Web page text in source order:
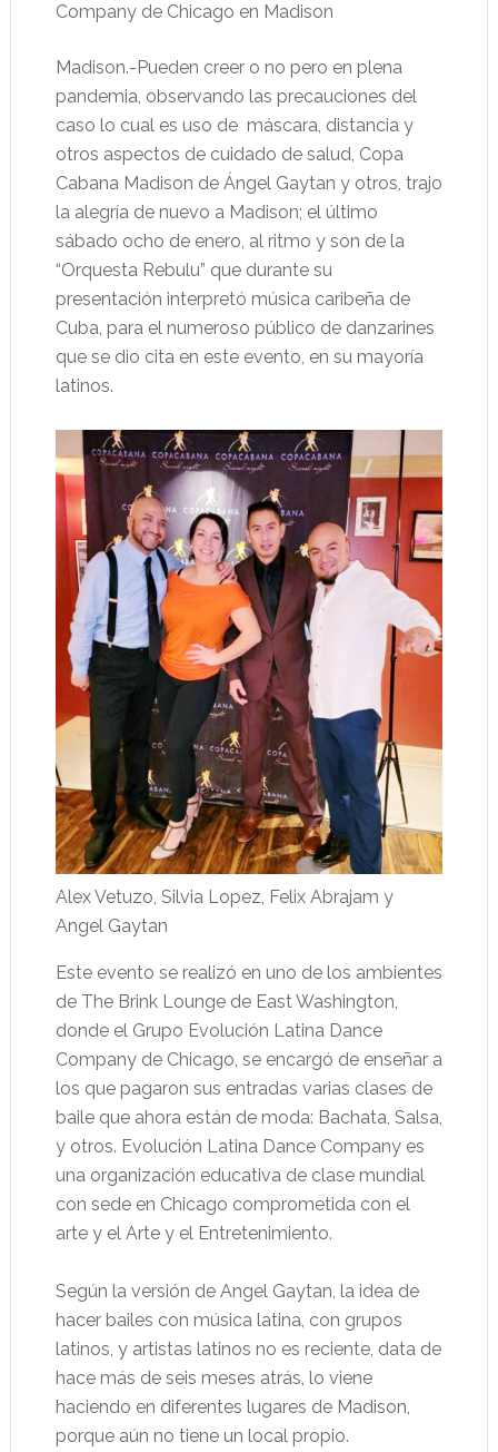
Company de Chicago en Madison
Madison.-Pueden creer o no pero en plena
pandemia, observando las precauciones del
caso lo cual es uso de máscara, distancia y
otros aspectos de cuidado de salud, Copa
Cabana Madison de Ángel Gaytan y otros, trajo
la alegría de nuevo a Madison; el último
sábado ocho de enero, al ritmo y son de la
“Orquesta Rebulu” que durante su
presentación interpretó música caribeña de
Cuba, para el numeroso público de danzarines
que se dio cita en este evento, en su mayoría
latinos.
Alex Vetuzo, Silvia Lopez, Felix Abrajam y
Angel Gaytan
Este evento se realizó en uno de los ambientes
de The Brink Lounge de East Washington,
donde el Grupo Evolución Latina Dance
Company de Chicago, se encargó de enseñar a
los que pagaron sus entradas varias clases de
baile que ahora están de moda: Bachata, Salsa,
y otros. Evolución Latina Dance Company es
una organización educativa de clase mundial
con sede en Chicago comprometida con el
arte y el Arte y el Entretenimiento.
Según la versión de Angel Gaytan, la idea de
hacer bailes con música latina, con grupos
latinos, y artistas latinos no es reciente, data de
hace más de seis meses atrás, lo viene
haciendo en diferentes lugares de Madison,
porque aún no tiene un local propio.